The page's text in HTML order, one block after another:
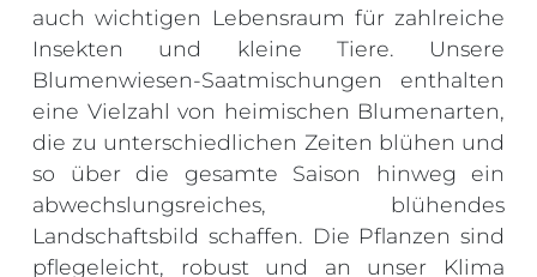
auch wichtigen Lebensraum für zahlreiche
Insekten und kleine Tiere. Unsere
Blumenwiesen-Saatmischungen enthalten
eine Vielzahl von heimischen Blumenarten,
die zu unterschiedlichen Zeiten blühen und
so über die gesamte Saison hinweg ein
abwechslungsreiches, blühendes
Landschaftsbild schaffen. Die Pflanzen sind
pflegeleicht, robust und an unser Klima